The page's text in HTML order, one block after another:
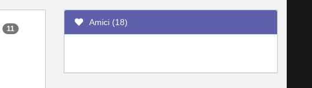
11
Amici (18)